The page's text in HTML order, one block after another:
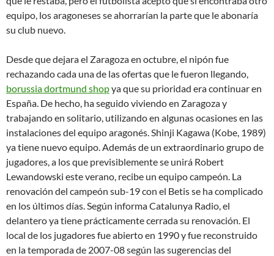
equipo, los aragoneses se ahorrarían la parte que le abonaría
su club nuevo.
Desde que dejara el Zaragoza en octubre, el nipón fue
rechazando cada una de las ofertas que le fueron llegando,
borussia dortmund shopya que su prioridad era continuar en
España. De hecho, ha seguido viviendo en Zaragoza y
trabajando en solitario, utilizando en algunas ocasiones en las
instalaciones del equipo aragonés. Shinji Kagawa (Kobe, 1989)
ya tiene nuevo equipo. Además de un extraordinario grupo de
jugadores, a los que previsiblemente se unirá Robert
Lewandowski este verano, recibe un equipo campeón. La
renovación del campeón sub-19 con el Betis se ha complicado
en los últimos días. Según informa Catalunya Radio, el
delantero ya tiene prácticamente cerrada su renovación. El
local de los jugadores fue abierto en 1990 y fue reconstruido
en la temporada de 2007-08 según las sugerencias del